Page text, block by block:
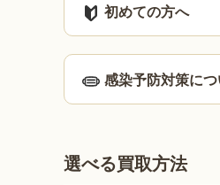
初めての方へ
感染予防対策に
選べる買取方法